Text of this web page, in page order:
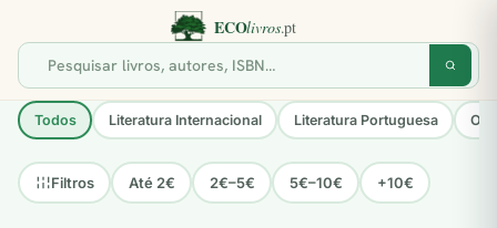
Todos Literatura Internacional Literatura Portuguesa
Filtros Até 2€ 2€–5€ 5€–10€ +10€